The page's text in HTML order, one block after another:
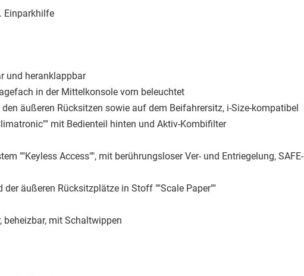
Einparkhilfe
und heranklappbar
in der Mittelkonsole vorn beleuchtet
äußeren Rücksitzen sowie auf dem Beifahrersitz, i-Size-kompatibel
mit Bedienteil hinten und Aktiv-Kombifilter
""Keyless Access"", mit berührungsloser Ver- und Entriegelung, SAFE-
äußeren Rücksitzplätze in Stoff ""Scale Paper""
mit Schaltwippen